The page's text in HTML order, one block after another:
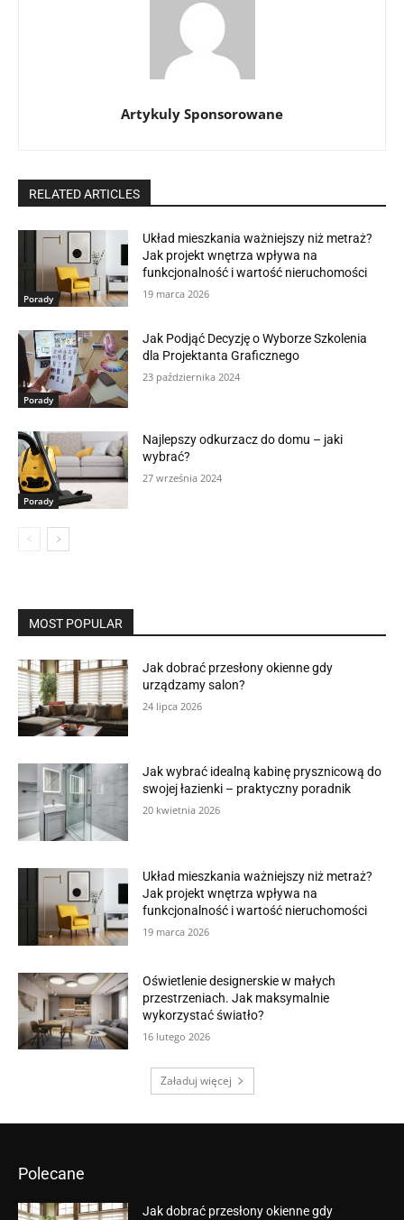
Artykuly Sponsorowane
RELATED ARTICLES
Porady
Układ mieszkania ważniejszy niż metraż?
Jak projekt wnętrza wpływa na
funkcjonalność i wartość nieruchomości
19 marca 2026
Porady
Jak Podjąć Decyzję o Wyborze Szkolenia
dla Projektanta Graficznego
23 października 2024
Porady
Najlepszy odkurzacz do domu – jaki
wybrać?
27 września 2024
MOST POPULAR
Jak dobrać przesłony okienne gdy
urządzamy salon?
24 lipca 2026
Jak wybrać idealną kabinę prysznicową do
swojej łazienki – praktyczny poradnik
20 kwietnia 2026
Układ mieszkania ważniejszy niż metraż?
Jak projekt wnętrza wpływa na
funkcjonalność i wartość nieruchomości
19 marca 2026
Oświetlenie designerskie w małych
przestrzeniach. Jak maksymalnie
wykorzystać światło?
16 lutego 2026
Załaduj więcej
Polecane
Jak dobrać przesłony okienne gdy